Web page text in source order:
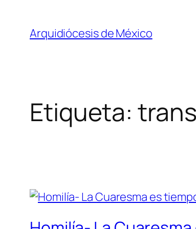
contenido
Arquidiócesis de México
Etiqueta: